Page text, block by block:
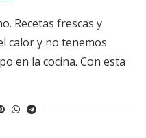
Recetas frescas y
calor y no tenemos
en la cocina. Con esta